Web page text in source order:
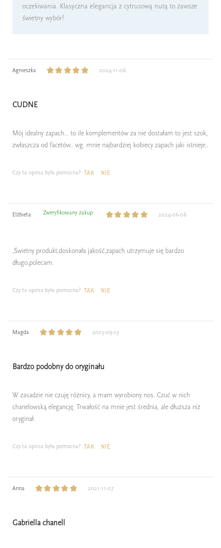
oczekiwania. Klasyczna elegancja z cytrusową nutą to zawsze
świetny wybór!
Agnieszka 2024-11-06
CUDNE
Mój idealny zapach... to ile komplementów za nie dostałam to jest szok,
zwłaszcza od facetów.. wg. mnie najbardziej kobiecy zapach jaki istnieje..
Czy ta opinia była pomocna? TAK NIE
Elżbieta Zweryfikowany zakup 2024-06-06
,Świetny produkt,doskonała jakość,zapach utrzymuje się bardzo
długo,polecam.
Czy ta opinia była pomocna? TAK NIE
Magda 2023-09-23
Bardzo podobny do oryginału
W zasadzie nie czuję różnicy, a mam wyrobiony nos. Czuć w nich
chanelowską elegancję. Trwałość na mnie jest średnia, ale dłuższa niż
oryginał.
Czy ta opinia była pomocna? TAK NIE
Anna 2021-11-07
Gabriella chanell